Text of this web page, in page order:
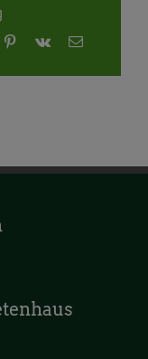
Pinterest
Vk
E-